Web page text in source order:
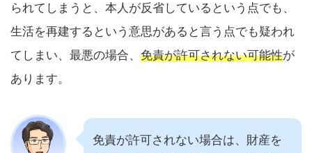
られてしまうと、本人が反省しているという点でも、
生活を再建するという意思があると言う点でも疑われ
てしまい、最悪の場合、 免責が許可されない可能性が
あります。
免責が許可されない場合は、財産を